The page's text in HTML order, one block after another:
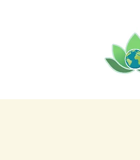
CENTRUM
PACHA
MAMA